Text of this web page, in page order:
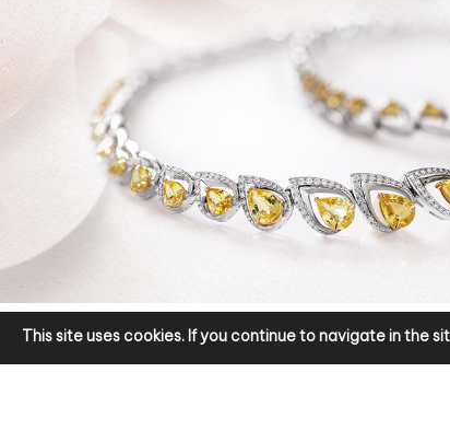
This site uses cookies. If you continue to navigate in the